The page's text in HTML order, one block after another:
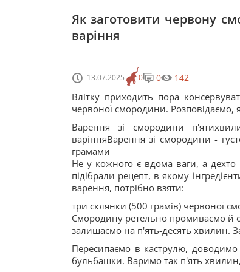
Як заготовити червону
варіння
13.07.2025 0 0 142
Влітку приходить пора
червоної смородини. Розповідаємо,
Варення зі смородини
варінняВарення зі смородини -
грамами
Не у кожного є вдома ваги, а дехто
підібрали рецепт, в якому
варення, потрібно взяти:
три склянки (500 грамів) червоної
Смородину ретельно промиваємо й
залишаємо на п'ять-десять хвилин.
Пересипаємо в каструлю,
бульбашки. Варимо так п'ять